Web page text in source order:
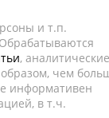
и т.п.
, аналитические
чем
информативен
в т.ч.